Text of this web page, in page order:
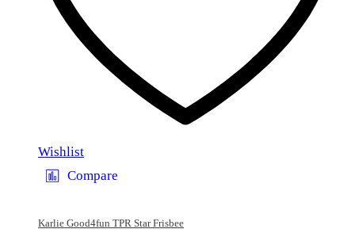
Wishlist
Compare
Karlie Good4fun TPR Star Frisbee